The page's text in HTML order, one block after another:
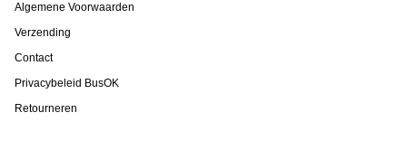
Algemene Voorwaarden
Verzending
Contact
Privacybeleid BusOK
Retourneren